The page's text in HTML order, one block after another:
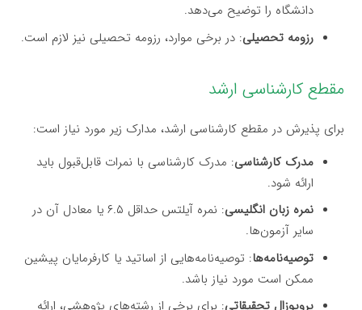
دانشگاه را توضیح می‌دهد.
رزومه تحصیلی: در برخی موارد، رزومه تحصیلی نیز لازم است.
مقطع کارشناسی ارشد
برای پذیرش در مقطع کارشناسی ارشد، مدارک زیر مورد نیاز است:
مدرک کارشناسی: مدرک کارشناسی با نمرات قابل‌قبول باید
ارائه شود.
نمره زبان انگلیسی
: نمره آیلتس حداقل ۶.۵ یا معادل آن در
سایر آزمون‌ها.
توصیه‌نامه‌ها: توصیه‌نامه‌هایی از اساتید یا کارفرمایان پیشین
ممکن است مورد نیاز باشد.
پروپوزال تحقیقاتی: برای برخی از رشته‌های پژوهشی، ارائه